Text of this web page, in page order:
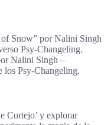
Snow” por Nalini Singh
Psy-Changeling.
Nalini Singh –
los Psy-Changeling.
Cortejo’ y explorar